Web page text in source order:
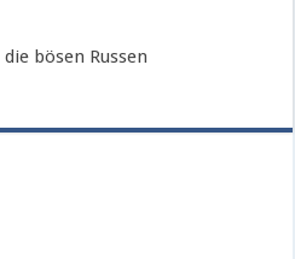
bösen Russen